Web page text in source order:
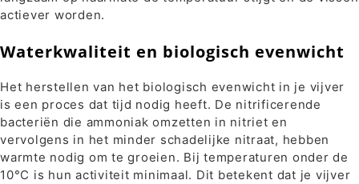
actiever worden.
Waterkwaliteit en biologisch evenwicht
Het herstellen van het biologisch evenwicht in je vijver
is een proces dat tijd nodig heeft. De nitrificerende
bacteriën die ammoniak omzetten in nitriet en
vervolgens in het minder schadelijke nitraat, hebben
warmte nodig om te groeien. Bij temperaturen onder de
10°C is hun activiteit minimaal. Dit betekent dat je vijver